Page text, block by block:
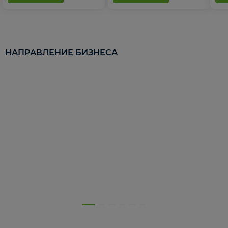
НАПРАВЛЕНИЕ БИЗНЕСА